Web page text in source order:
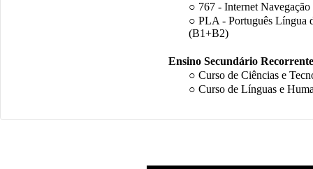
○ 767 - Internet Navegação
○ PLA - Português Língua
(B1+B2)
Ensino Secundário
○ Curso de Ciências e
○ Curso de Línguas e